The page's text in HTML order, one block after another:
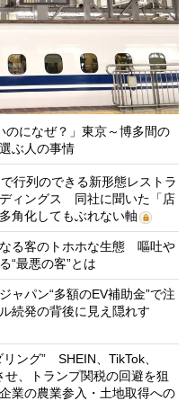
のになぜ？」東京～博多間の
ぶ人の事情
行列のできる新形態レストラ
ィングス 同社に聞いた「店
角化してもぶれない軸
る客のトホホな生態 嘔吐や
“最悪の客”とは
ャパン“多額のEV補助金”で注
続発の背後に見え隠れす
ング” SHEIN、TikTok、
、トランプ関税の回避を狙
業の農業参入・土地取得への